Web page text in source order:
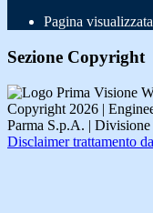
Pagina visualizzata
Sezione Copyright
Copyright 2026 |
Parma S.p.A. |
Disclaimer trattamento